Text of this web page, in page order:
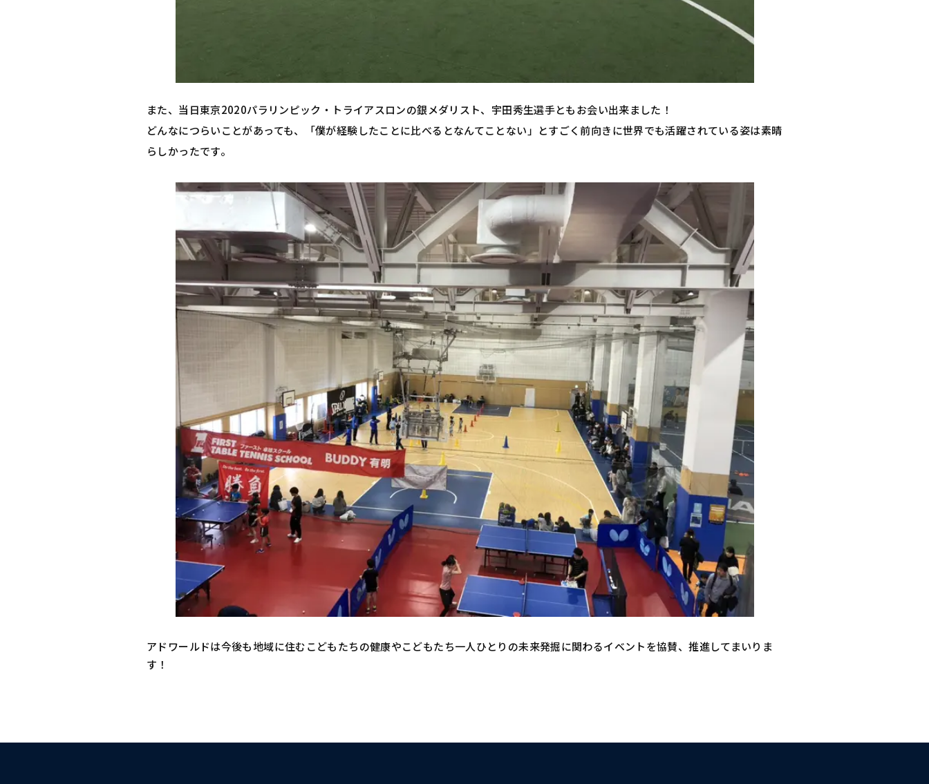
また、当日東京2020パラリンピック・トライアスロンの銀メダリスト、宇田秀生選手ともお会い出来ました！
どんなにつらいことがあっても、「僕が経験したことに比べるとなんてことない」とすごく前向きに世界でも活躍されている姿は素晴
らしかったです。
アドワールドは今後も地域に住むこどもたちの健康やこどもたち一人ひとりの未来発掘に関わるイベントを協賛、推進してまいりま
す！